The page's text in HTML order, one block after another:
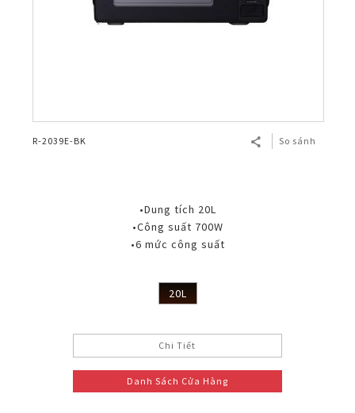
R-2039E-BK So sánh
•Dung tích 20L
•Công suất 700W
•6 mức công suất
20L
Chi Tiết
Danh Sách Cửa Hàng